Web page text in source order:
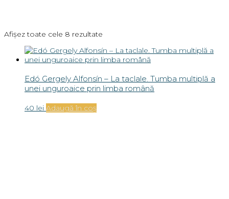
Afișez toate cele 8 rezultate
Edó Gergely Alfonsín – La taclale. Tumba multiplă a
unei unguroaice prin limba română
40 lei Adaugă în coș